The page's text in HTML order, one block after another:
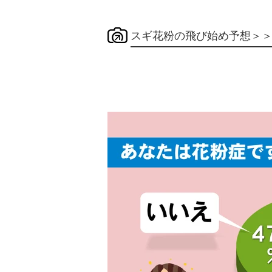
スギ花粉の飛び始め予想＞